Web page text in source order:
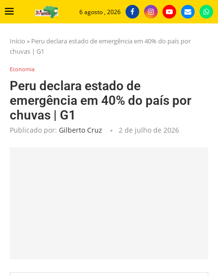
6 agosto , 2026
Início » Peru declara estado de emergência em 40% do país por
chuvas | G1
Economia
Peru declara estado de
emergência em 40% do país por
chuvas | G1
Publicado por: Gilberto Cruz 2 de julho de 2026